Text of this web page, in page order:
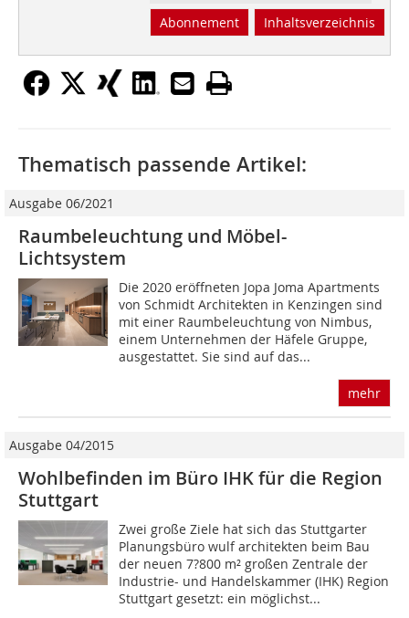
Abonnement Inhaltsverzeichnis
Thematisch passende Artikel:
Ausgabe 06/2021
Raumbeleuchtung und Möbel-
Lichtsystem
Die 2020 eröffneten Jopa Joma Apartments
von Schmidt Architekten in Kenzingen sind
mit einer Raumbeleuchtung von Nimbus,
einem Unternehmen der Häfele Gruppe,
ausgestattet. Sie sind auf das...
mehr
Ausgabe 04/2015
Wohlbefinden im Büro IHK für die Region
Stuttgart
Zwei große Ziele hat sich das Stuttgarter
Planungsbüro wulf architekten beim Bau
der neuen 7?800 m² großen Zentrale der
Industrie- und Handelskammer (IHK) Region
Stuttgart gesetzt: ein möglichst...